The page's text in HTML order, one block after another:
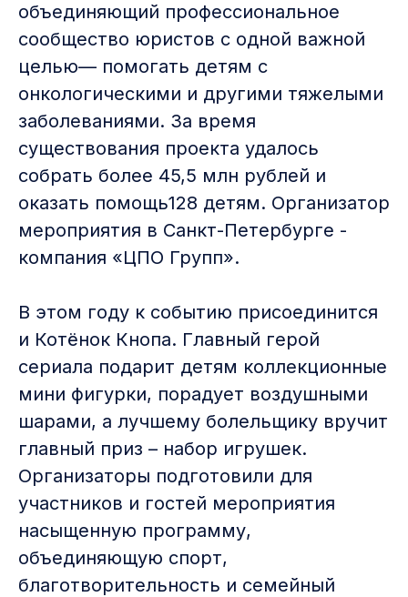
объединяющий профессиональное
сообщество юристов с одной важной
целью— помогать детям с
онкологическими и другими тяжелыми
заболеваниями. За время
существования проекта удалось
собрать более 45,5 млн рублей и
оказать помощь128 детям. Организатор
мероприятия в Санкт-Петербурге -
компания «ЦПО Групп».
В этом году к событию присоединится
и Котёнок Кнопа. Главный герой
сериала подарит детям коллекционные
мини фигурки, порадует воздушными
шарами, а лучшему болельщику вручит
главный приз – набор игрушек.
Организаторы подготовили для
участников и гостей мероприятия
насыщенную программу,
объединяющую спорт,
благотворительность и семейный